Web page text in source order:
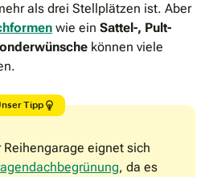
als drei Stellplätzen ist. Aber
wie ein Sattel-, Pult-
können viele
Tipp
eignet sich
, da es